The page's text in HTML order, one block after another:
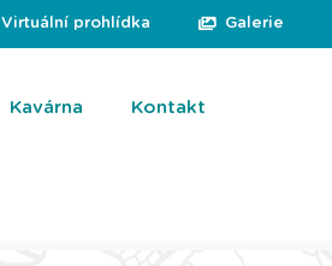
Virtuální prohlídka Galerie
Kavárna Kontakt